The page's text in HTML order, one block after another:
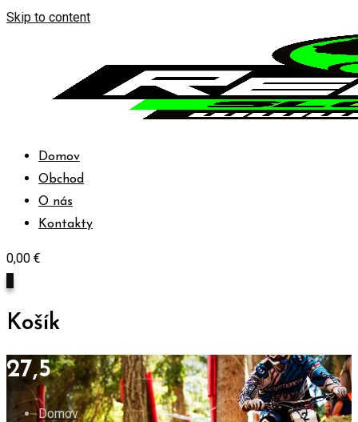
Skip to content
Domov
Obchod
O nás
Kontakty
0,00 €
Košík
27,5
Domov